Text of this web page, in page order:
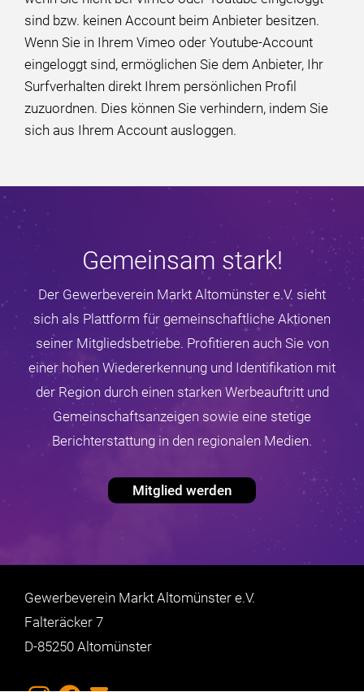
sind bzw. keinen Account beim Anbieter besitzen.
Wenn Sie in Ihrem Vimeo oder Youtube-Account
eingeloggt sind, ermöglichen Sie dem Anbieter, Ihr
Surfverhalten direkt Ihrem persönlichen Profil
zuzuordnen. Dies können Sie verhindern, indem Sie
sich aus Ihrem Account ausloggen.
Gemeinsam stark!
Der Gewerbeverein Markt Altomünster e.V. sieht
sich als Plattform für gemeinschaftliche Aktionen
seiner Mitgliedsbetriebe. Profitieren auch Sie von
einer hohen Wiedererkennung und Identifikation mit
der Region durch einen starken Werbeauftritt und
Gemeinschaftsanzeigen sowie eine stetige
Berichterstattung in den regionalen Medien.
Mitglied werden
Gewerbeverein Markt Altomünster e.V.
Falteräcker 7
D-85250 Altomünster